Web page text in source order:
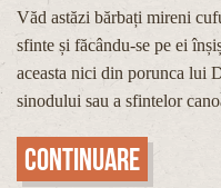
Văd astăzi bărbați mireni
sfinte și făcându-se pe ei
aceasta nici din porunca lui
sinodului sau a sfintelor
Continuare